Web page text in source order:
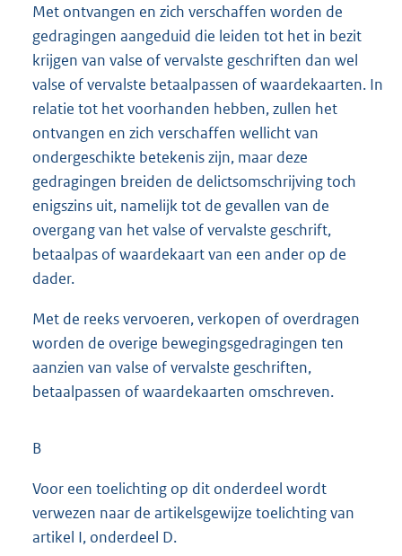
Met ontvangen en zich verschaffen worden de
gedragingen aangeduid die leiden tot het in bezit
krijgen van valse of vervalste geschriften dan wel
valse of vervalste betaalpassen of waardekaarten. In
relatie tot het voorhanden hebben, zullen het
ontvangen en zich verschaffen wellicht van
ondergeschikte betekenis zijn, maar deze
gedragingen breiden de delictsomschrijving toch
enigszins uit, namelijk tot de gevallen van de
overgang van het valse of vervalste geschrift,
betaalpas of waardekaart van een ander op de
dader.
Met de reeks vervoeren, verkopen of overdragen
worden de overige bewegingsgedragingen ten
aanzien van valse of vervalste geschriften,
betaalpassen of waardekaarten omschreven.
B
Voor een toelichting op dit onderdeel wordt
verwezen naar de artikelsgewijze toelichting van
artikel I, onderdeel D.